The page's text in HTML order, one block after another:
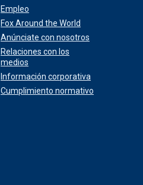
Empleo
Fox Around the World
Anúnciate con nosotros
Relaciones con los
medios
Información corporativa
Cumplimiento normativo